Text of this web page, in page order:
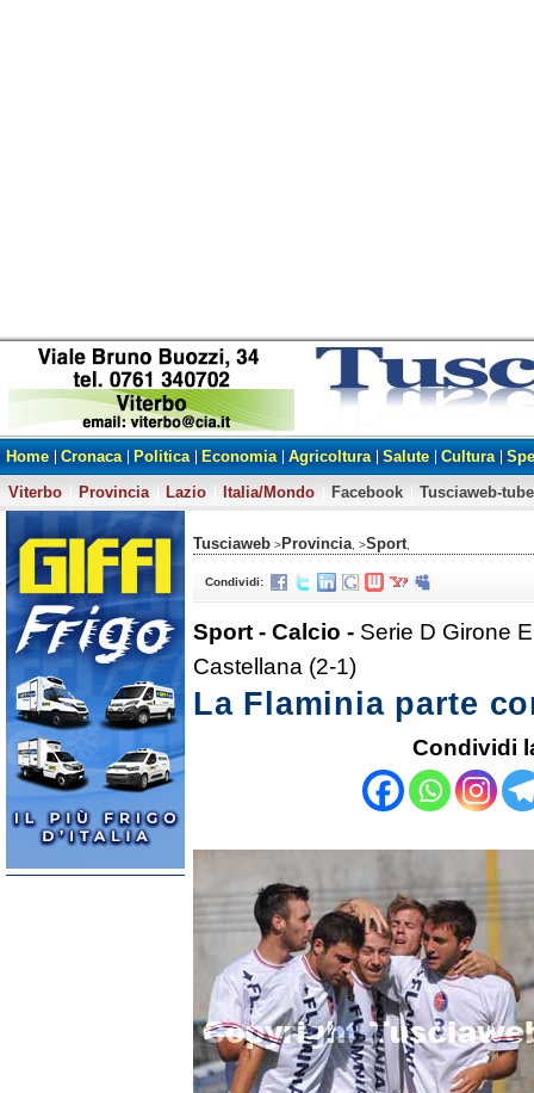
Home Cronaca Politica Economia Agricoltura Salute Cultura
Viterbo
Provincia Lazio Italia/Mondo Facebook Tusciaweb-tube
Tusciaweb >Provincia , >Sport
Condividi:
Sport - Calcio - Serie D Girone
Castellana (2-1)
La Flaminia parte
Condividi